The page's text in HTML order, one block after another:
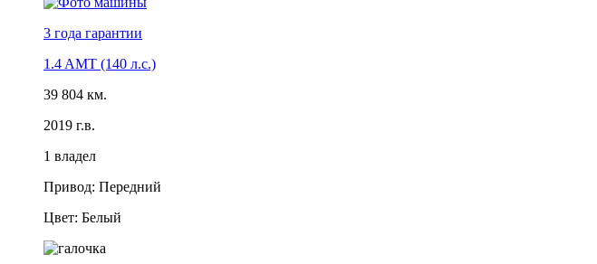
3 года гарантии
1.4 AMT (140 л.с.)
39 804 км.
2019 г.в.
1 владел
Привод: Передний
Цвет: Белый